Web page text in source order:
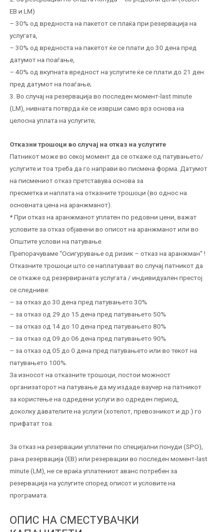
EB и LM)
– 30% од вредноста на пакетот се плаќа при резервација на
услугата,
– 30% од вредноста на пакетот ќе се плати до 30 дена пред
датумот на поаѓање,
– 40% од вкупната вредност на услугите ќе се плати до 21 ден
пред датумот на поаѓање;
3. Во случај на резервација во последен момент-last minute
(LM), нивната потврда ќе се изврши само врз основа на
целосна уплата на услугите;
Отказни трошоци во случај на отказ на услугите
Патникот може во секој момент да се откаже од патувањето/
услугите и тоа треба да го направи во писмена форма. Датумот
на писмениот отказ претставува основа за
пресметка и наплата на отказните трошоци (во однос на
основната цена на аранжманот).
* При отказ на аранжманот уплатен по редовни цени, важат
условите за отказ објавени во описот на аранжманот или во
Општите услови на патување.
Препорачуваме “Осигурување од ризик – отказ на аранжман“ !
Отказните трошоци што се наплатуваат во случај патникот да
се откаже од резервираната услугата / индивидуален престој
се следниве:
– за отказ до 30 дена пред патувањето 30%
– за отказ од 29 до 15 дена пред патувањето 50%
– за отказ од 14 до 10 дена пред патувањето 80%
– за отказ од 09 до 06 дена пред патувањето 90%
– за отказ од 05 до 0 дена пред патувањето или во текот на
патувањето 100%.
За износот на отказните трошоци, постои можност
организаторот на патување да му издаде ваучер на патникот
за користење на одредени услуги во одреден период,
доколку давателите на услуги (хотелот, превозникот и др.) го
прифатат тоа.
За отказ на резервации уплатени по специјални понуди (SPO),
рана резервација (EB) или резервации во последен момент-last
minute (LM), не се враќа уплатениот аванс потребен за
резервација на услугите според описот и условите на
програмата.
ОПИС НА СМЕСТУВАЧКИ